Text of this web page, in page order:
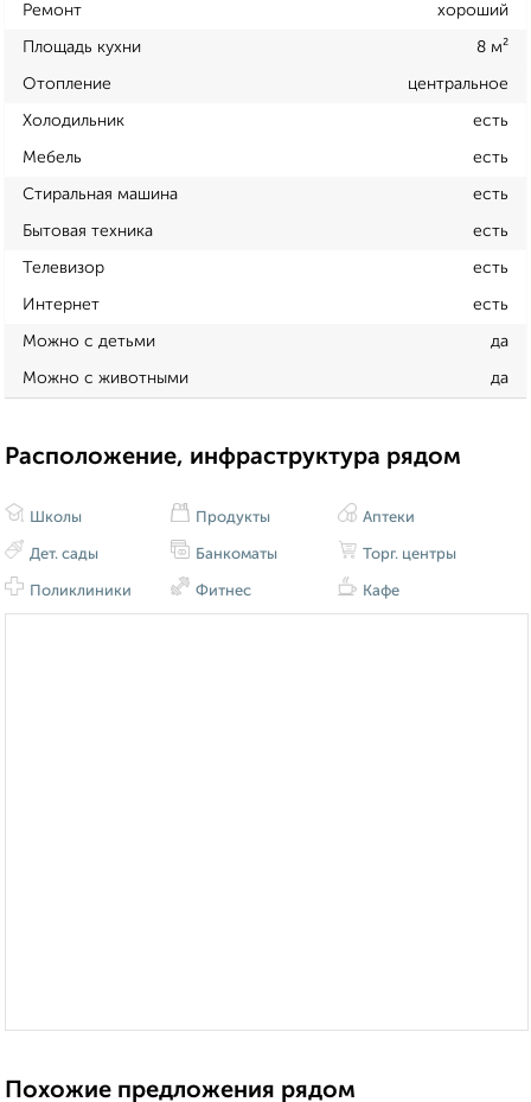
Ремонт хороший
Площадь кухни 8 м²
Отопление центральное
Холодильник есть
Мебель есть
Стиральная машина есть
Бытовая техника есть
Телевизор есть
Интернет есть
Можно с детьми да
Можно с животными да
Расположение, инфраструктура рядом
Школы
Дет. сады
Поликлиники
Продукты
Банкоматы
Фитнес
Аптеки
Торг. центры
Кафе
Похожие предложения рядом